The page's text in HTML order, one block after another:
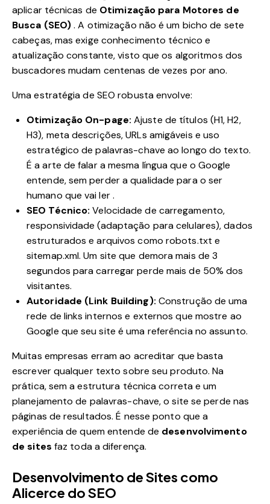
aplicar técnicas de Otimização para Motores de
Busca (SEO). A otimização não é um bicho de sete
cabeças, mas exige conhecimento técnico e
atualização constante, visto que os algoritmos dos
buscadores mudam centenas de vezes por ano.
Uma estratégia de SEO robusta envolve:
Otimização On-page: Ajuste de títulos (H1, H2,
H3), meta descrições, URLs amigáveis e uso
estratégico de palavras-chave ao longo do texto.
É a arte de falar a mesma língua que o Google
entende, sem perder a qualidade para o ser
humano que vai ler.
SEO Técnico: Velocidade de carregamento,
responsividade (adaptação para celulares), dados
estruturados e arquivos como robots.txt e
sitemap.xml. Um site que demora mais de 3
segundos para carregar perde mais de 50% dos
visitantes.
Autoridade (Link Building): Construção de uma
rede de links internos e externos que mostre ao
Google que seu site é uma referência no assunto.
Muitas empresas erram ao acreditar que basta
escrever qualquer texto sobre seu produto. Na
prática, sem a estrutura técnica correta e um
planejamento de palavras-chave, o site se perde nas
páginas de resultados. É nesse ponto que a
experiência de quem entende de desenvolvimento
de sites faz toda a diferença.
Desenvolvimento de Sites como
Alicerce do SEO